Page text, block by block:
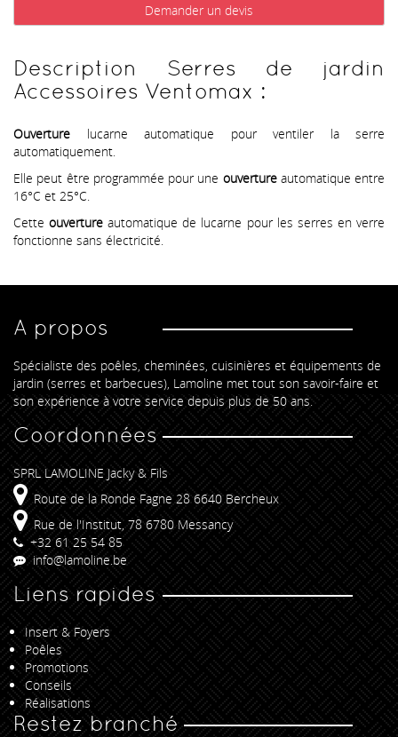
Demander un devis
Description Serres de jardin
Accessoires Ventomax :
Ouverture lucarne automatique pour ventiler la serre
automatiquement.
Elle peut être programmée pour une ouverture automatique entre
16°C et 25°C.
Cetteouvertureautomatique de lucarne pour les serres en verre
fonctionne sans électricité.
A propos
Spécialiste des poêles, cheminées, cuisinières et équipements de
jardin (serres et barbecues), Lamoline met tout son savoir-faire et
son expérience à votre service depuis plus de 50 ans.
Coordonnées
SPRL LAMOLINE Jacky & Fils
Route de la Ronde Fagne 28 6640 Bercheux
Rue de l'Institut, 78 6780 Messancy
+32 61 25 54 85
info@lamoline.be
Liens rapides
Insert & Foyers
Poêles
Promotions
Conseils
Réalisations
Restez branché